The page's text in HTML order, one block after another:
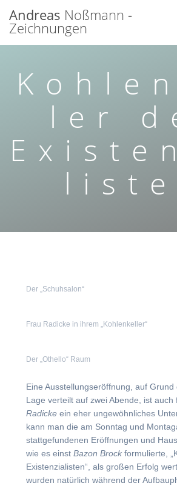
Andreas Noßmann -
Zeichnungen
ler
Der „Schuhsalon“
Frau Radicke in ihrem „Kohlenkeller“
Der „Othello“ Raum
Eine Ausstellungseröffnung, auf
Lage verteilt auf zwei Abende, ist auch
Radicke ein eher ungewöhnliches
kann man die am Sonntag und
stattgefundenen Eröffnungen und
wie es einst Bazon Brock formulierte,
Existenzialisten“, als großen Erfolg
wurden natürlich während der